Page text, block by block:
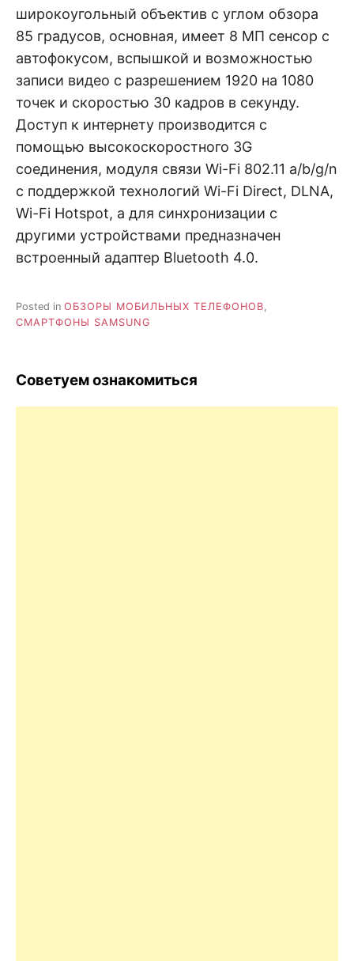
широкоугольный объектив с углом обзора
85 градусов, основная, имеет 8 МП сенсор с
автофокусом, вспышкой и возможностью
записи видео с разрешением 1920 на 1080
точек и скоростью 30 кадров в секунду.
Доступ к интернету производится с
помощью высокоскоростного 3G
соединения, модуля связи Wi-Fi 802.11 a/b/g/n
с поддержкой технологий Wi-Fi Direct, DLNA,
Wi-Fi Hotspot, а для синхронизации с
другими устройствами предназначен
встроенный адаптер Bluetooth 4.0.
Posted in ОБЗОРЫ МОБИЛЬНЫХ ТЕЛЕФОНОВ,
СМАРТФОНЫ SAMSUNG
Советуем ознакомиться